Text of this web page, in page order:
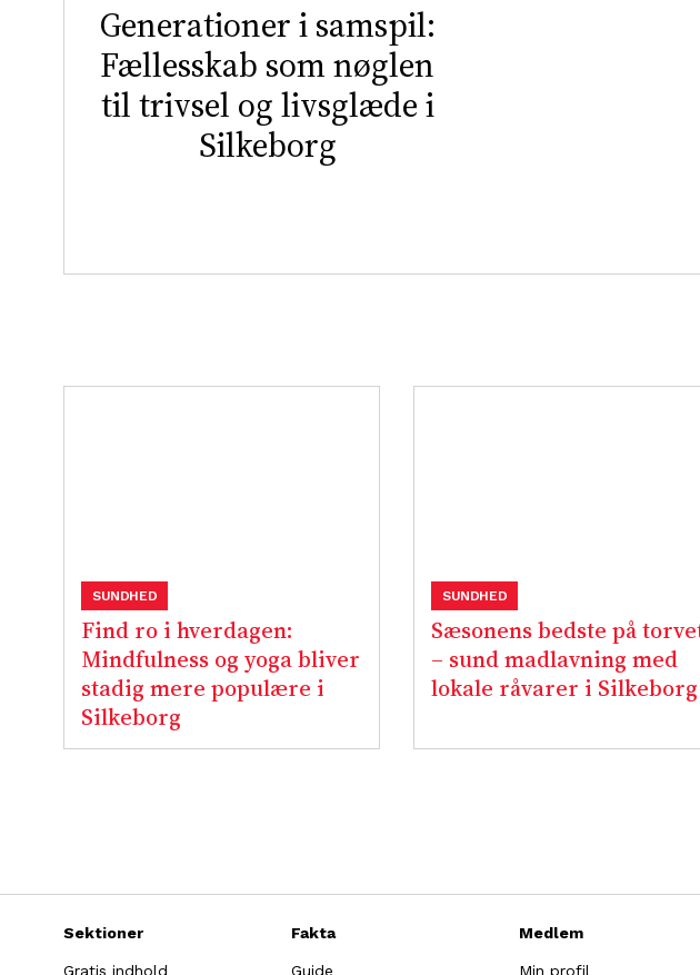
Generationer i samspil:
Fællesskab som nøglen
til trivsel og livsglæde i
Silkeborg
Find ro i hverdagen:
Mindfulness og yoga bliver
stadig mere populære i
Silkeborg
SUNDHED
Sæsonens bedste på
– sund madlavning med
lokale råvarer i Silkeborg
SUNDHED
Sektioner
Gratis indhold
Fakta
Guide
Medlem
Min profil